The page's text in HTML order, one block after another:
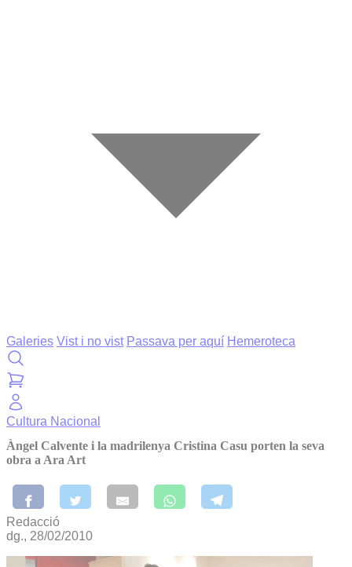
Galeries Vist i no vist Passava per aquí Hemeroteca
Cultura Nacional
Àngel Calvente i la madrilenya Cristina Casu porten la seva
obra a Ara Art
Redacció
dg., 28/02/2010